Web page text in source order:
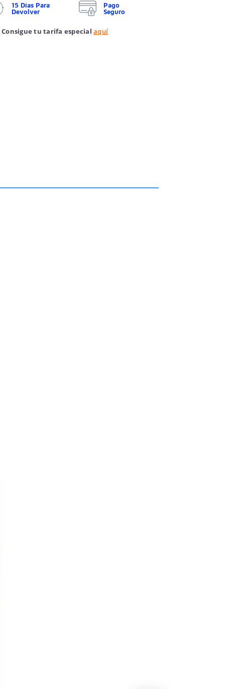
15 Días Para
Devolver
Pago
Seguro
tu tarifa especial aquí